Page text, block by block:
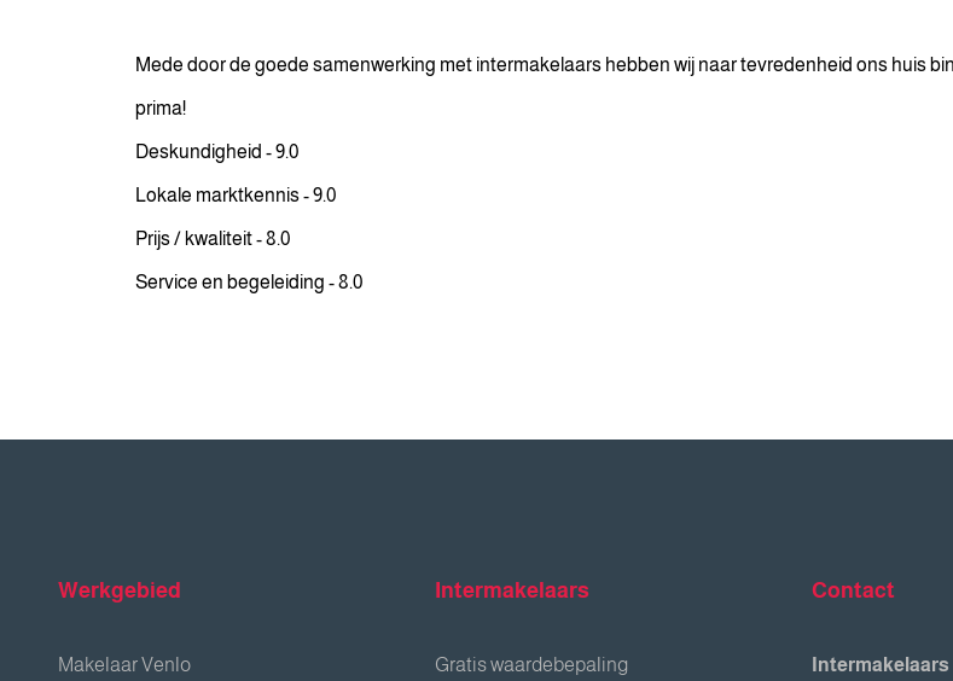
Mede door de goede samenwerking met intermakelaars hebben wij naar tevredenheid ons huis
prima!
Deskundigheid - 9.0
Lokale marktkennis - 9.0
Prijs / kwaliteit - 8.0
Service en begeleiding - 8.0
Werkgebied
Makelaar Venlo
Intermakelaars
Gratis waardebepaling
Contact